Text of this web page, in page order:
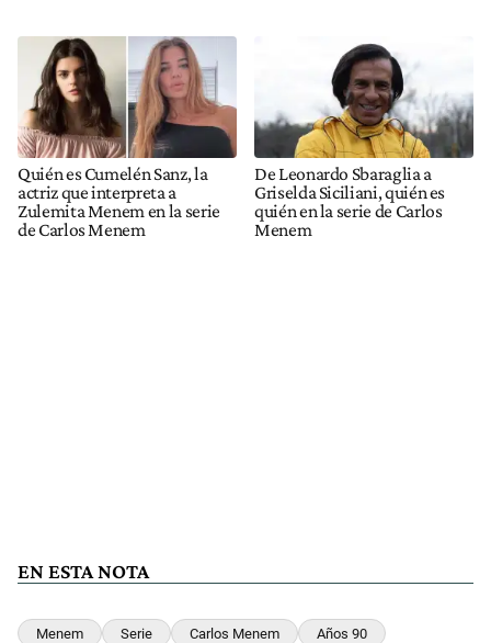
Quién es Cumelén Sanz, la
actriz que interpreta a
Zulemita Menem en la serie
de Carlos Menem
De Leonardo Sbaraglia a
Griselda Siciliani, quién es
quién en la serie de Carlos
Menem
EN ESTA NOTA
Menem Serie Carlos Menem Años 90